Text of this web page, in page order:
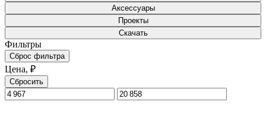
Аксессуары
Проекты
Скачать
Фильтры
Сброс фильтра
Цена, ₽
Сбросить